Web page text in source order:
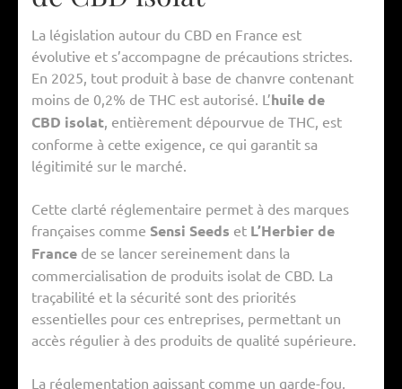
La législation autour du CBD en France est
évolutive et s’accompagne de précautions strictes.
En 2025, tout produit à base de chanvre contenant
moins de 0,2% de THC est autorisé. L’huile de
CBD isolat , entièrement dépourvue de THC, est
conforme à cette exigence, ce qui garantit sa
légitimité sur le marché.
Cette clarté réglementaire permet à des marques
françaises comme Sensi Seeds et L’Herbier de
France de se lancer sereinement dans la
commercialisation de produits isolat de CBD. La
traçabilité et la sécurité sont des priorités
essentielles pour ces entreprises, permettant un
accès régulier à des produits de qualité supérieure.
La réglementation agissant comme un garde-fou,